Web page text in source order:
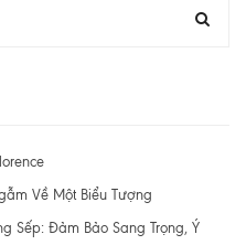
Về Một Biểu Tượng
Sếp: Đảm Bảo Sang Trọng, Ý